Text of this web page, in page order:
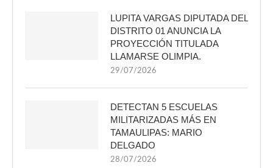
LUPITA VARGAS DIPUTADA DEL
DISTRITO 01 ANUNCIA LA
PROYECCIÓN TITULADA
LLAMARSE OLIMPIA.
29/07/2026
DETECTAN 5 ESCUELAS
MILITARIZADAS MÁS EN
TAMAULIPAS: MARIO
DELGADO
28/07/2026